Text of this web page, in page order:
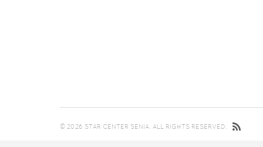
© 2026 STAR CENTER SENIA. ALL RIGHTS RESERVED.